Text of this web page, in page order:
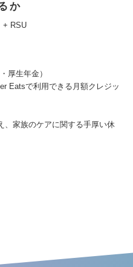
か
+ RSU
厚生年金）
Eatsで利用できる月額クレジッ
、家族のケアに関する手厚い休